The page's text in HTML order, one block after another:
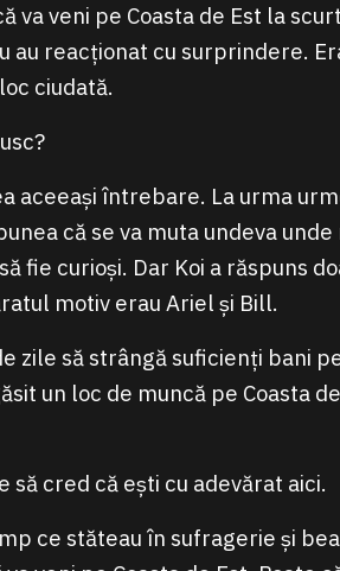
va veni pe Coasta de Est la
au reacționat cu surprindere.
ciudată.
aceeași întrebare. La urma
că se va muta undeva
fie curioși. Dar Koi a răspuns
motiv erau Ariel și Bill.
zile să strângă suficienți bani
un loc de muncă pe Coasta
să cred că ești cu adevărat aici.
ce stăteau în sufragerie și